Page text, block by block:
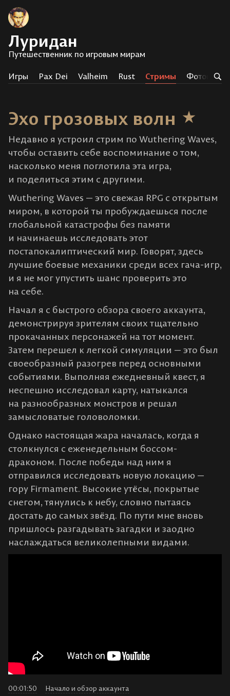
Луридан
Путешественник по игровым мирам
Игры Pax Dei Valheim Rust Стримы
Эхо грозовых волн
Недавно я устроил стрим по Wuthering Waves,
чтобы оставить себе воспоминание о том,
насколько меня поглотила эта игра,
и поделиться этим с другими.
Wuthering Waves — это свежая RPG с открытым
миром, в которой ты пробуждаешься после
глобальной катастрофы без памяти
и начинаешь исследовать этот
постапокалиптический мир. Говорят, здесь
лучшие боевые механики среди всех гача-игр,
и я не мог упустить шанс проверить это
на себе.
Начал я с быстрого обзора своего аккаунта,
демонстрируя зрителям своих тщательно
прокачанных персонажей на тот момент.
Затем перешел к легкой симуляции — это был
своеобразный разогрев перед основными
событиями. Выполняя ежедневный квест, я
неспешно исследовал карту, натыкался
на разнообразных монстров и решал
замысловатые головоломки.
Однако настоящая жара началась, когда я
столкнулся с еженедельным боссом-
драконом. После победы над ним я
отправился исследовать новую локацию —
гору Firmament. Высокие утёсы, покрытые
снегом, тянулись к небу, словно пытаясь
достать до самых звёзд. По пути мне вновь
пришлось разгадывать загадки и заодно
наслаждаться великолепными видами.
00:01:50
Начало и обзор аккаунта